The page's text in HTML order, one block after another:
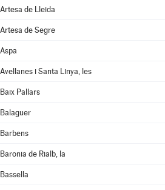
Artesa de Lleida
Artesa de Segre
Aspa
Avellanes i Santa Linya, les
Baix Pallars
Balaguer
Barbens
Baronia de Rialb, la
Bassella